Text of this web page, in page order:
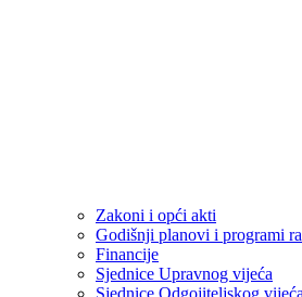
Zakoni i opći akti
Godišnji planovi i programi
Financije
Sjednice Upravnog vijeća
Sjednice Odgojiteljskog vijeća